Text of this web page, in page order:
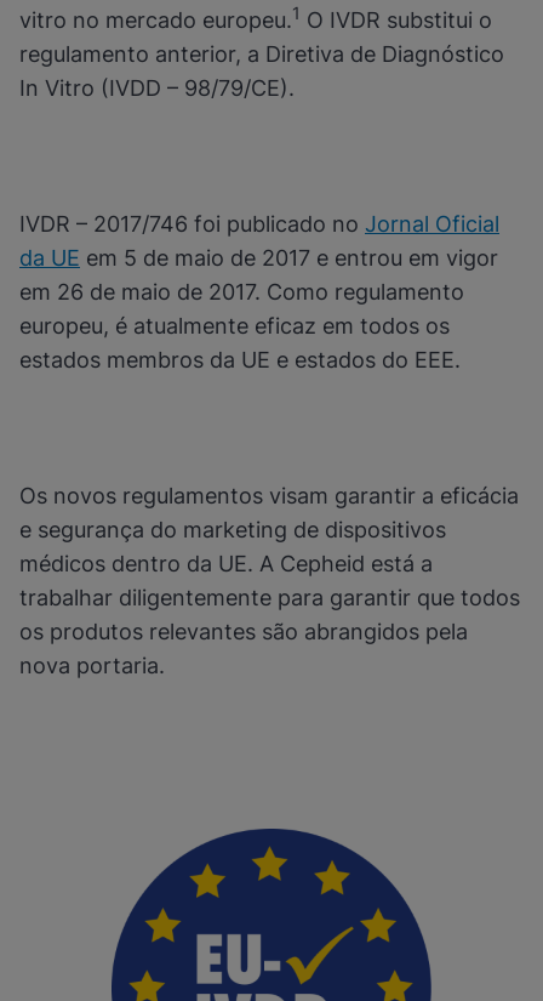
vitro no mercado europeu.1 O IVDR substitui o
regulamento anterior, a Diretiva de Diagnóstico
In Vitro (IVDD – 98/79/CE).
IVDR – 2017/746 foi publicado no Jornal Oficial
da UE em 5 de maio de 2017 e entrou em vigor
em 26 de maio de 2017. Como regulamento
europeu, é atualmente eficaz em todos os
estados membros da UE e estados do EEE.
Os novos regulamentos visam garantir a eficácia
e segurança do marketing de dispositivos
médicos dentro da UE. A Cepheid está a
trabalhar diligentemente para garantir que todos
os produtos relevantes são abrangidos pela
nova portaria.